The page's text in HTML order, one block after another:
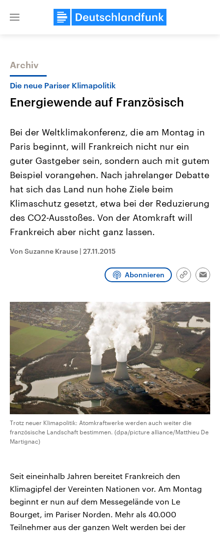
Close
Themen
Landtagswahl Sachsen-Anhalt
2026
Alle Informationen
Sachsen-Anhalt wählt am 6.
September 2026 einen neuen
Landtag. Seit 2021 wird das
Bundesland von einer Koalition aus
Umfragen, Prognosen,
und Hintergründe zu den Parteien
und Kandidaten der anstehenden
USA
Aktuelle Beiträge,
Hintergründe
Wirtschaftlich und
gehören die Vereinigten
den mächtigsten Ländern
mit großem Einfluss auf
Sendungen Programm
Archiv
Die neue Pariser Klimapolitik
Energiewende auf Französisch
Bei der Weltklimakonferenz, die am Montag in
Paris beginnt, will Frankreich nicht nur ein
guter Gastgeber sein, sondern auch mit gutem
Beispiel vorangehen. Nach jahrelanger Debatte
hat sich das Land nun hohe Ziele beim
Klimaschutz gesetzt, etwa bei der Reduzierung
des CO2-Ausstoßes. Von der Atomkraft will
Frankreich aber nicht ganz lassen.
Von Suzanne Krause | 27.11.2015
Abonnieren
Link
Trotz neuer Klimapolitik: Atomkraftwerke werden auch weiter die
französische Landschaft bestimmen. (dpa/picture alliance/Matthieu De
Martignac)
Seit eineinhalb Jahren bereitet Frankreich den
Klimagipfel der Vereinten Nationen vor. Am Montag
beginnt er nun auf dem Messegelände von Le
Bourget, im Pariser Norden. Mehr als 40.000
Teilnehmer aus der ganzen Welt werden bei der